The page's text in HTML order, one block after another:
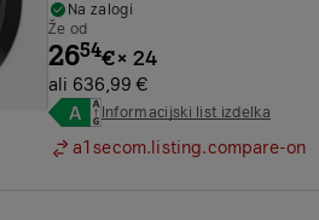
Na zalogi
Že od
2654€× 24
ali 636,99 €
Informacijski list izdelka
a1secom.listing.compare-on